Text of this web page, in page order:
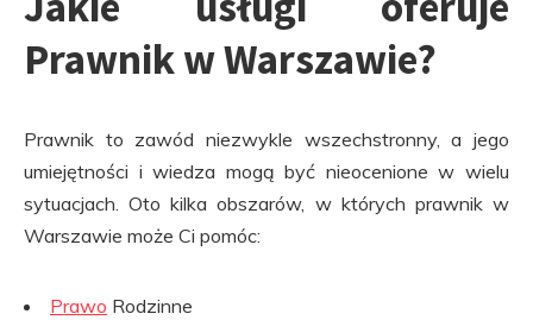
Prawnik w Warszawie?
Prawnik to zawód niezwykle wszechstronny, a jego
umiejętności i wiedza mogą być nieocenione w wielu
sytuacjach. Oto kilka obszarów, w których prawnik w
Warszawie może Ci pomóc:
Prawo Rodzinne